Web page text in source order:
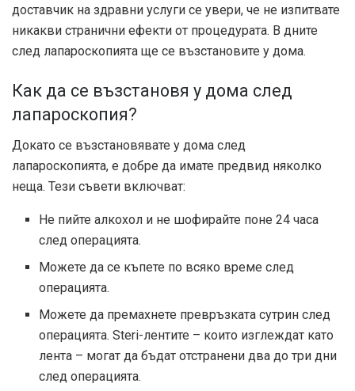
доставчик на здравни услуги се увери, че не изпитвате
никакви странични ефекти от процедурата. В дните
след лапароскопията ще се възстановите у дома.
Как да се възстановя у дома след
лапароскопия?
Докато се възстановявате у дома след
лапароскопията, е добре да имате предвид няколко
неща. Тези съвети включват:
Не пийте алкохол и не шофирайте поне 24 часа
след операцията.
Можете да се къпете по всяко време след
операцията.
Можете да премахнете превръзката сутрин след
операцията. Steri-лентите – които изглеждат като
лента – могат да бъдат отстранени два до три дни
след операцията.